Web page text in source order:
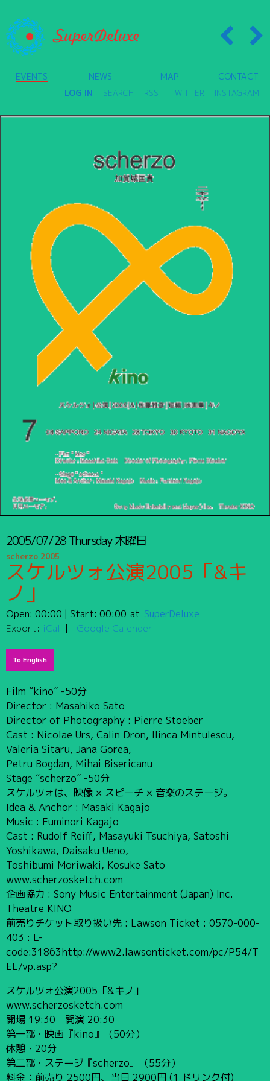
EVENTS NEWS MAP CONTACT
LOG IN SEARCH RSS TWITTER INSTAGRAM
2005/07/28Thursday木曜日
scherzo 2005
スケルツォ公演2005「&キ
ノ」
Open: 00:00 | Start: 00:00
SuperDeluxe
Export: iCal Google Calender
To English
Film “kino” -50分
Director : Masahiko Sato
Director of Photography : Pierre Stoeber
Cast : Nicolae Urs, Calin Dron, Ilinca Mintulescu,
Valeria Sitaru, Jana Gorea,
Petru Bogdan, Mihai Bisericanu
Stage “scherzo” -50分
スケルツォは、映像 × スピーチ × 音楽のステージ。
Idea & Anchor : Masaki Kagajo
Music : Fuminori Kagajo
Cast : Rudolf Reiff, Masayuki Tsuchiya, Satoshi
Yoshikawa, Daisaku Ueno,
Toshibumi Moriwaki, Kosuke Sato
www.scherzosketch.com
企画協力 : Sony Music Entertainment (Japan) Inc.
Theatre KINO
前売りチケット取り扱い先 : Lawson Ticket : 0570-000-
403 : L-
code:31863http://www2.lawsonticket.com/pc/P54/T
EL/vp.asp?
スケルツォ公演2005「&キノ」
www.scherzosketch.com
開場 19:30 開演 20:30
第一部・映画『kino』（50分）
休憩・20分
第二部・ステージ『scherzo』（55分）
料金：前売り 2500円、当日 2900円 (1 ドリンク付)